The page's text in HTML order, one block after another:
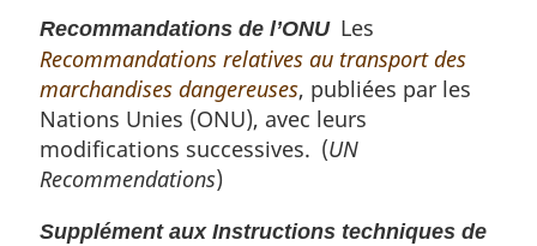
Recommandations de l’ONULes
Recommandations relatives au transport des
marchandises dangereuses, publiées par les
Nations Unies (ONU), avec leurs
modifications successives. (UN
Recommendations)
Supplément aux Instructions techniques de